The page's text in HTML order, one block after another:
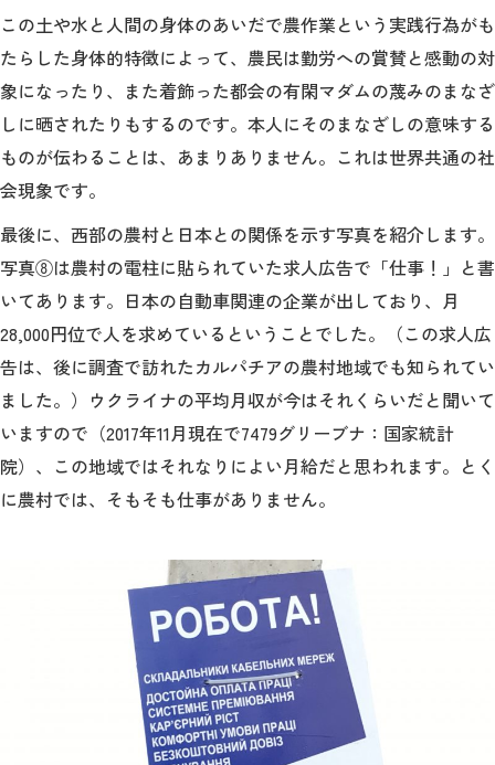
この土や水と人間の身体のあいだで農作業という実践行為がも
たらした身体的特徴によって、農民は勤労への賞賛と感動の対
象になったり、また着飾った都会の有閑マダムの蔑みのまなざ
しに晒されたりもするのです。本人にそのまなざしの意味する
ものが伝わることは、あまりありません。これは世界共通の社
会現象です。
最後に、西部の農村と日本との関係を示す写真を紹介します。
写真⑧は農村の電柱に貼られていた求人広告で「仕事！」と書
いてあります。日本の自動車関連の企業が出しており、月
28,000円位で人を求めているということでした。（この求人広
告は、後に調査で訪れたカルパチアの農村地域でも知られてい
ました。）ウクライナの平均月収が今はそれくらいだと聞いて
いますので（2017年11月現在で7479グリーブナ：国家統計
院）、この地域ではそれなりによい月給だと思われます。とく
に農村では、そもそも仕事がありません。